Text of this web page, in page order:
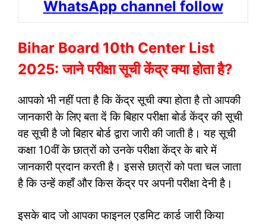
WhatsApp channel follow
Bihar Board 10th Center List
2025: जाने परीक्षा सूची केंद्र क्या होता है?
आपको भी नहीं पता है कि केंद्र सूची क्या होता है तो आपकी
जानकारी के लिए बता दें कि बिहार परीक्षा बोर्ड केंद्र की सूची
वह सूची है जो बिहार बोर्ड द्वारा जारी की जाती है। यह सूची
कक्षा 10वीं के छात्रों को उनके परीक्षा केंद्र के बारे में
जानकारी प्रदान करती है। इससे छात्रों को पता चल जाता
है कि उन्हें कहाँ और किस केंद्र पर अपनी परीक्षा देनी है।
इसके बाद जो आपका फाइनल एडमिट कार्ड जारी किया